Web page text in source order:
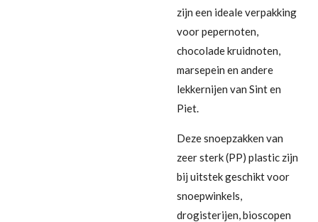
zijn een ideale verpakking
voor pepernoten,
chocolade kruidnoten,
marsepein en andere
lekkernijen van Sint en
Piet.
Deze snoepzakken van
zeer sterk (PP) plastic zijn
bij uitstek geschikt voor
snoepwinkels,
drogisterijen, bioscopen